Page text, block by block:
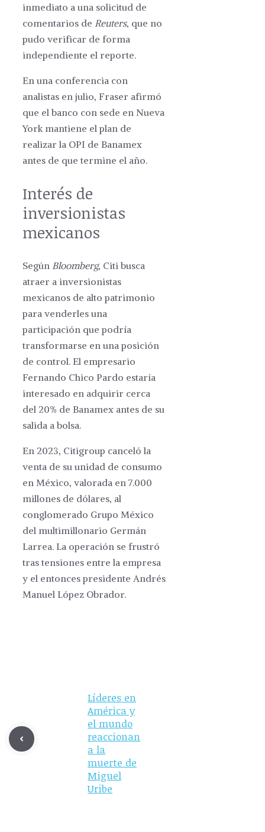
inmediato a una solicitud de
comentarios de Reuters, que no
pudo verificar de forma
independiente el reporte.
En una conferencia con
analistas en julio, Fraser afirmó
que el banco con sede en Nueva
York mantiene el plan de
realizar la OPI de Banamex
antes de que termine el año.
Interés de
inversionistas
mexicanos
Según Bloomberg, Citi busca
atraer a inversionistas
mexicanos de alto patrimonio
para venderles una
participación que podría
transformarse en una posición
de control. El empresario
Fernando Chico Pardo estaría
interesado en adquirir cerca
del 20% de Banamex antes de su
salida a bolsa.
En 2023, Citigroup canceló la
venta de su unidad de consumo
en México, valorada en 7.000
millones de dólares, al
conglomerado Grupo México
del multimillonario Germán
Larrea. La operación se frustró
tras tensiones entre la empresa
y el entonces presidente Andrés
Manuel López Obrador.
Líderes en
América y
el mundo
reaccionan
a la
muerte de
Miguel
Uribe